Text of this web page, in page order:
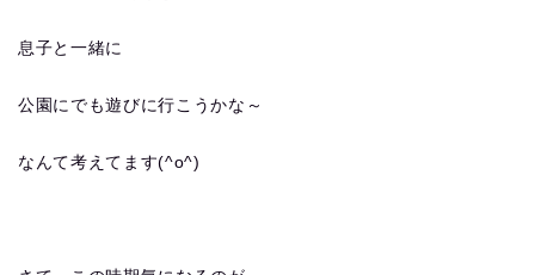
息子と一緒に
公園にでも遊びに行こうかな～
なんて考えてます(^o^)